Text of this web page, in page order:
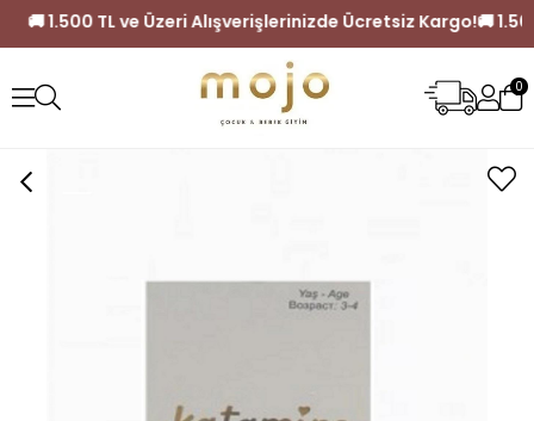
Kargo! 🚚 1.500 TL ve Üzeri Alışverişlerinizde Ücretsiz
0